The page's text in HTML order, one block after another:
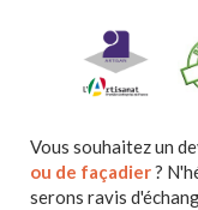
Vous souhaitez un
ou de façadier?
serons ravis